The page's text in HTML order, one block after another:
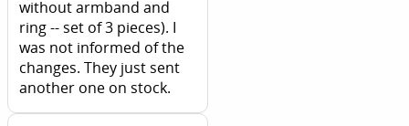
without armband and
ring -- set of 3 pieces). I
was not informed of the
changes. They just sent
another one on stock.